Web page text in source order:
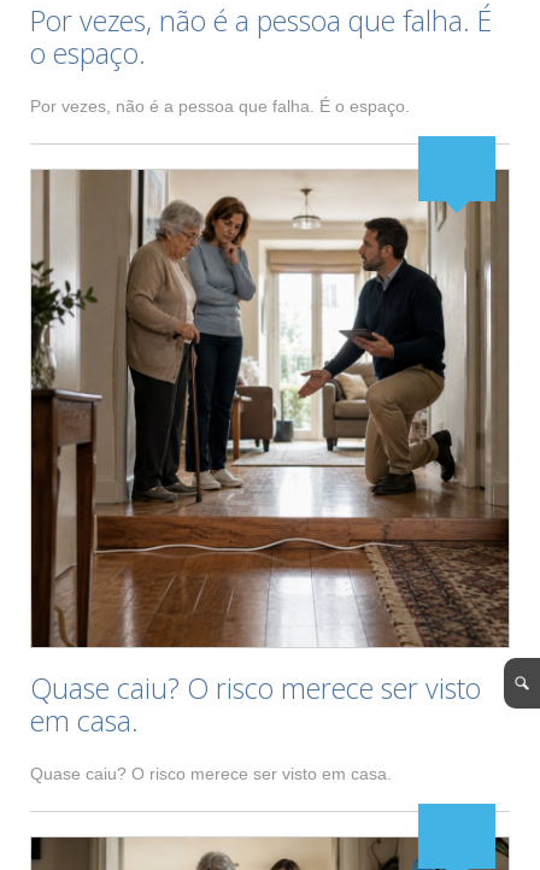
Por vezes, não é a pessoa que falha. É
o espaço.
Por vezes, não é a pessoa que falha. É o espaço.
Quase caiu? O risco merece ser visto
em casa.
Quase caiu? O risco merece ser visto em casa.